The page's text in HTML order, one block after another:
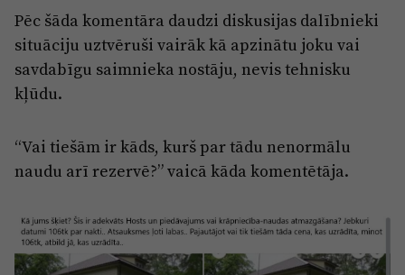
Pēc šāda komentāra daudzi diskusijas dalībnieki
situāciju uztvēruši vairāk kā apzinātu joku vai
savdabīgu saimnieka nostāju, nevis tehnisku
kļūdu.
“Vai tiešām ir kāds, kurš par tādu nenormālu
naudu arī rezervē?” vaicā kāda komentētāja.